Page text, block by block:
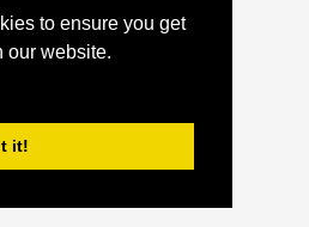
to ensure you get
our website.
it!
nach dem Tod
berüchtigtste